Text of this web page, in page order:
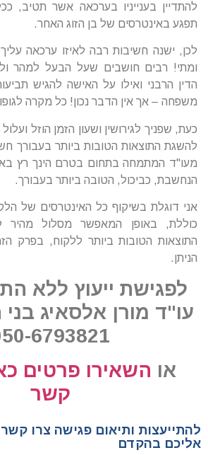
להתדיין בענייניו בערכאה אשר תטיב,
תפגע באינטרסים של בן הזוג האחר.
לכן, ישנה חשיבות רבה לאיזו ערכאה
ומתי! רבים חושבים שעל הבעל למהר
הדין הרבני ואילו על האישה להגיש
משפחה – אך אין הדבר נכון! כל מקרה לגופו!
כעת, שפניך לגירושין ושעון הזמן הוזל
להשגת התוצאות הטובות ביותר בעבורך
מעו"ד המתמחה בתחום בטרם הינך רץ
הנחשבת, כביכול, הטובה ביותר בעבורך.
אני דוגלת בשיקוף כל האינטרסים של
כוללת, באופן המאפשר מסלול מהיר
התוצאות הטובות ביותר ללקוח, בפרק
הניתן.
לפגישת ייעוץ ללא
עו"ד מורן אלסאיג בני
6793821
או השאירו פרטים
קשר
להתייעצות ותיאום פגישה צרו
אליכם בהקדם